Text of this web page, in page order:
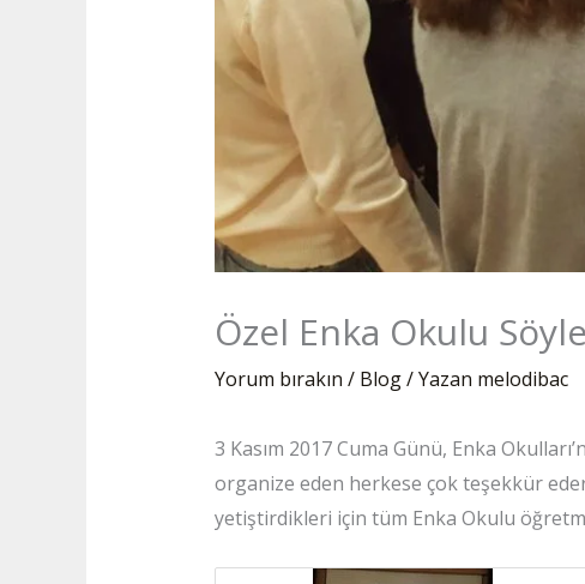
Özel Enka Okulu
Yorum bırakın / Blog/ Yazan melodibac
3 Kasım 2017 Cuma Günü, Enka
organize eden herkese çok teşekkür
yetiştirdikleri için tüm Enka Okulu